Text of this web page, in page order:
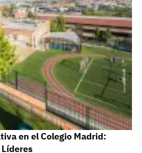
en el Colegio Madrid: